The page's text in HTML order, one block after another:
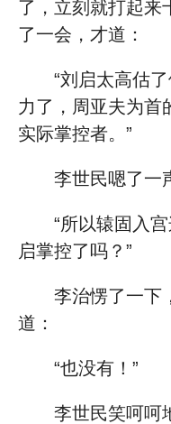
了，立刻就打起来
了一会，才道：
“刘启太高估
力了，周亚夫为首
实际掌控者。”
李世民嗯了一
“所以辕固入
启掌控了吗？”
李治愣了一下
道：
“也没有！”
李世民笑呵呵